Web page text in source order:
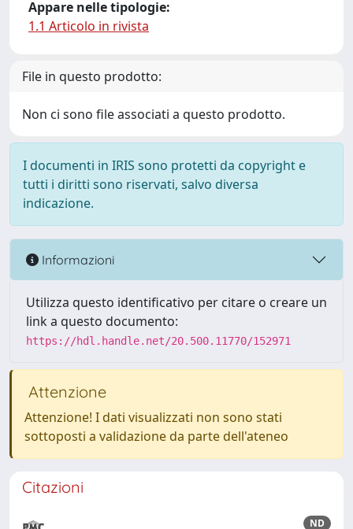
Appare nelle tipologie:
1.1 Articolo in rivista
File in questo prodotto:
Non ci sono file associati a questo prodotto.
I documenti in IRIS sono protetti da copyright e
tutti i diritti sono riservati, salvo diversa
indicazione.
Informazioni
Utilizza questo identificativo per citare o creare un
link a questo documento:
https://hdl.handle.net/20.500.11770/152971
Attenzione
Attenzione! I dati visualizzati non sono stati
sottoposti a validazione da parte dell'ateneo
Citazioni
ND